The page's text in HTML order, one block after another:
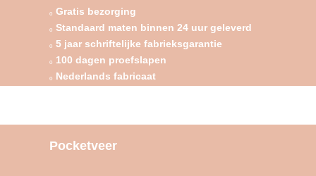
Gratis bezorging
Standaard maten binnen 24 uur geleverd
5 jaar schriftelijke fabrieksgarantie
100 dagen proefslapen
Nederlands fabricaat
Pocketveer